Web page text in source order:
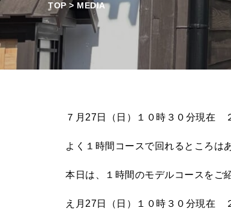
TOP > MEDIA
７月27日（日）１０時３０分現在
よく１時間コースで回れるところは
本日は、１時間のモデルコースをご
え月27日（日）１０時３０分現在